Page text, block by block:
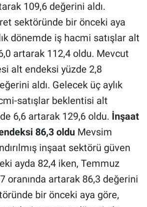
109,6 değerini aldı.
sektöründe bir önceki aya
dönemde iş hacmi satışlar alt
artarak 112,4 oldu. Mevcut
alt endeksi yüzde 2,8
aldı. Gelecek üç aylık
satışlar beklentisi alt
6,6 artarak 129,6 oldu. İnşaat
86,3 olduMevsim
inşaat sektörü güven
ayda 82,4 iken, Temmuz
oranında artarak 86,3 değerini
bir önceki aya göre,